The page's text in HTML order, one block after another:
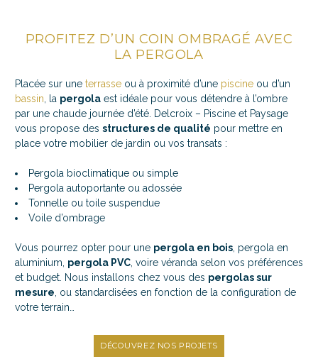
PROFITEZ D’UN COIN OMBRAGÉ AVEC
LA PERGOLA
Placée sur une terrasse ou à proximité d’une piscine ou d’un
bassin, la pergola est idéale pour vous détendre à l’ombre
par une chaude journée d’été. Delcroix – Piscine et Paysage
vous propose des structures de qualité pour mettre en
place votre mobilier de jardin ou vos transats :
Pergola bioclimatique ou simple
Pergola autoportante ou adossée
Tonnelle ou toile suspendue
Voile d’ombrage
Vous pourrez opter pour une pergola en bois, pergola en
aluminium, pergola PVC, voire véranda selon vos préférences
et budget. Nous installons chez vous des pergolas sur
mesure, ou standardisées en fonction de la configuration de
votre terrain…
DÉCOUVREZ NOS PROJETS